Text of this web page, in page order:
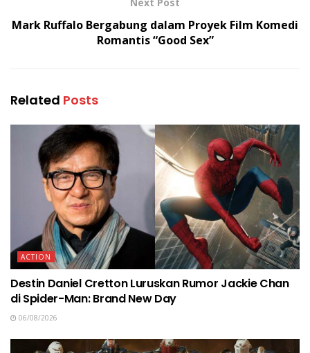
Mark Ruffalo Bergabung dalam Proyek Film Komedi
Romantis “Good Sex”
Related Posts
ACTION
Destin Daniel Cretton Luruskan Rumor Jackie Chan
di Spider-Man: Brand New Day
06/08/2026